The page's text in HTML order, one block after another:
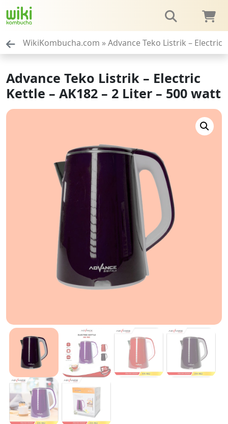
WikiKombucha.com »Advance Teko Listrik – Electric
Advance Teko Listrik – Electric
Kettle – AK182 – 2 Liter – 500 watt